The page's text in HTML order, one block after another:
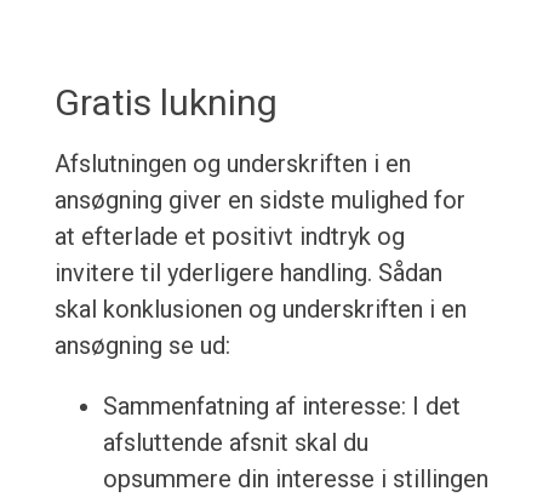
Gratis lukning
Afslutningen og underskriften i en
ansøgning giver en sidste mulighed for
at efterlade et positivt indtryk og
invitere til yderligere handling. Sådan
skal konklusionen og underskriften i en
ansøgning se ud:
Sammenfatning af interesse: I det
afsluttende afsnit skal du
opsummere din interesse i stillingen